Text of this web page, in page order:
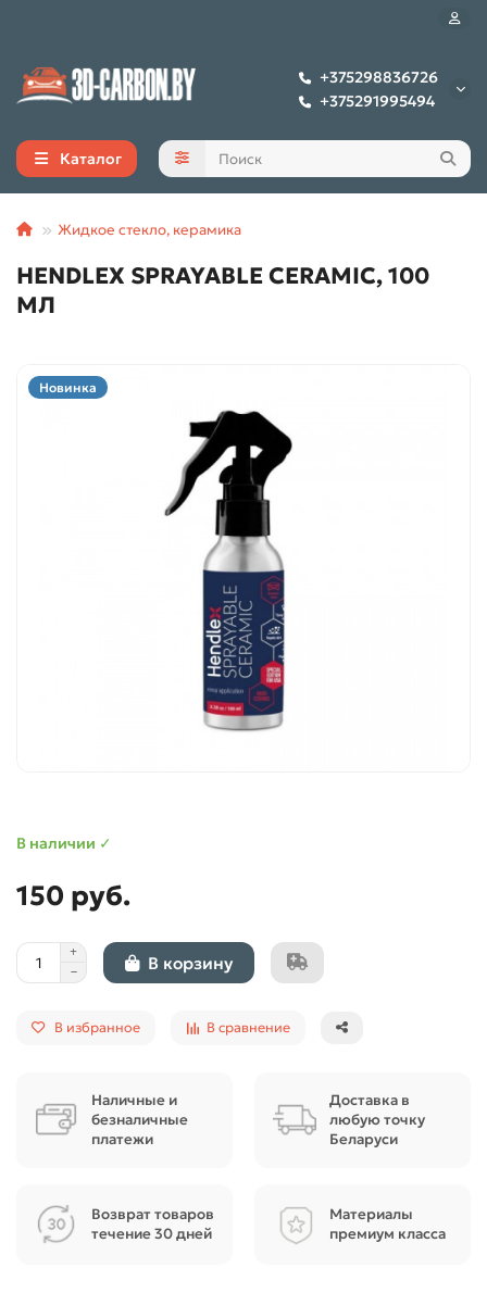
+375298836726
+375291995494
Каталог
Жидкое стекло, керамика
HENDLEX SPRAYABLE CERAMIC, 100
МЛ
Новинка
В наличии ✓
150 руб.
В корзину
В избранное В сравнение
Наличные и
безналичные
платежи
Доставка в
любую точку
Беларуси
Возврат товаров
течение 30 дней
Материалы
премиум класса